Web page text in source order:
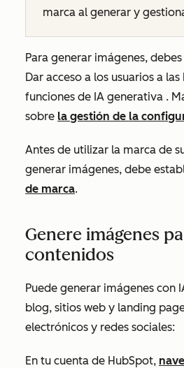
marca al generar y
Para generar imágenes,
Dar acceso a los usuarios a
funciones de IA generativa .
sobre la gestión de la
Antes de utilizar la marca de
generar imágenes, debe
de marca.
Genere imágenes
contenidos
Puede generar imágenes con
blog, sitios web y landing
electrónicos y redes sociales:
En tu cuenta de HubSpot,